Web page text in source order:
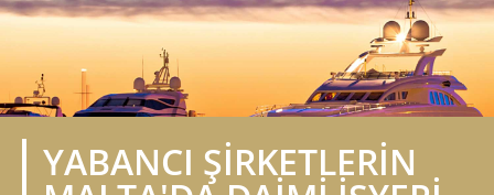
YABANCI ŞİRKETLERİN